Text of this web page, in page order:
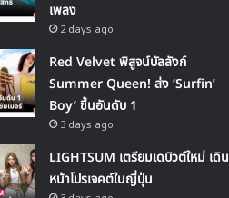
เพลง
2 days ago
Red Velvet พิสูจน์บัลลังก์
Summer Queen! ส่ง ‘Surfin’
Boy’ ขึ้นอันดับ 1
3 days ago
LIGHTSUM เตรียมเดบิวต์ใหม่ เดิน
หน้าโปรเจคต์ในญี่ปุ่น